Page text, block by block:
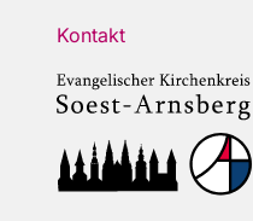
Kontakt